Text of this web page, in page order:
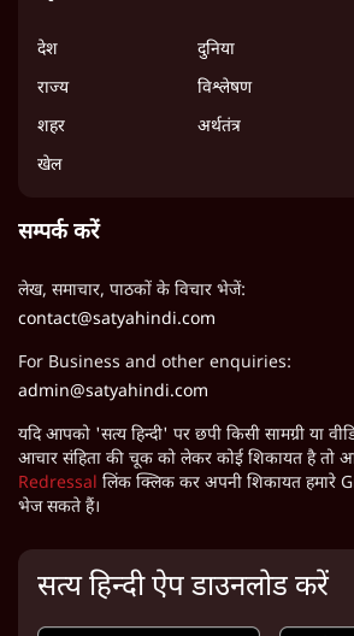
देश दुनिया
राज्य
विश्लेषण
शहर
अर्थतंत्र
खेल
सम्पर्क करें
लेख, समाचार, पाठकों के विचार भेजें:
contact@satyahindi.com
For Business and other enquiries:
admin@satyahindi.com
यदि आपको 'सत्य हिन्दी' पर छपी किसी सामग्री या
आचार संहिता की चूक को लेकर कोई शिकायत है तो
Redressal लिंक क्लिक कर अपनी शिकायत हमारे
भेज सकते हैं।
सत्य हिन्दी ऐप डाउनलोड करें